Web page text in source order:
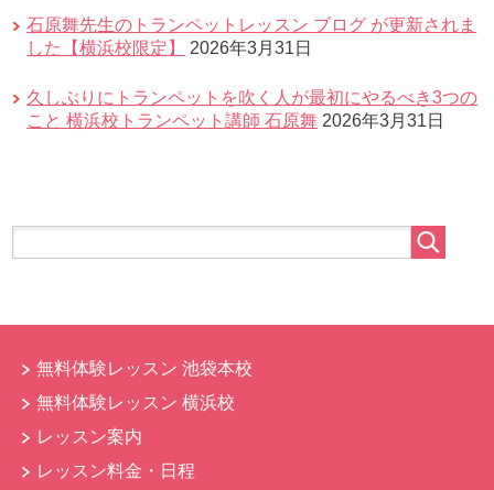
石原舞先生のトランペットレッスン ブログ が更新されま
した【横浜校限定】
2026年3月31日
久しぶりにトランペットを吹く人が最初にやるべき3つの
こと 横浜校トランペット講師 石原舞 2026年3月31日
無料体験レッスン 池袋本校
無料体験レッスン 横浜校
レッスン案内
レッスン料金・日程